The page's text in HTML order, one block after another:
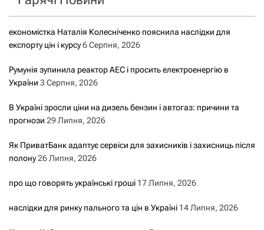
економістка Наталія Колесніченко пояснила наслідки для
експорту цін і курсу6 Серпня, 2026
Румунія зупинила реактор АЕС і просить електроенергію в
України 3 Серпня, 2026
В Україні зросли ціни на дизель бензин і автогаз: причини та
прогнози 29 Липня, 2026
Як ПриватБанк адаптує сервіси для захисників і захисниць після
полону26 Липня, 2026
про що говорять українські гроші 17 Липня, 2026
наслідки для ринку пального та цін в Україні 14 Липня, 2026